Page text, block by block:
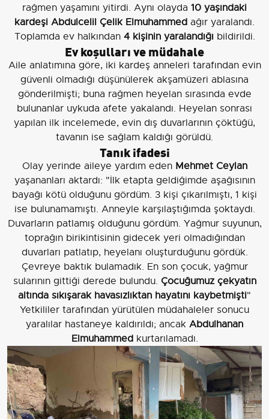
rağmen yaşamını yitirdi. Aynı olayda 10 yaşındaki
kardeşi Abdulcelil Çelik Elmuhammed ağır yaralandı.
Toplamda ev halkından 4 kişinin yaralandığı bildirildi.
Ev koşulları ve müdahale
Aile anlatımına göre, iki kardeş anneleri tarafından evin
güvenli olmadığı düşünülerek akşamüzeri ablasına
gönderilmişti; buna rağmen heyelan sırasında evde
bulunanlar uykuda afete yakalandı. Heyelan sonrası
yapılan ilk incelemede, evin dış duvarlarının çöktüğü,
tavanın ise sağlam kaldığı görüldü.
Tanık ifadesi
Olay yerinde aileye yardım eden Mehmet Ceylan
yaşananları aktardı: "İlk etapta geldiğimde aşağısının
bayağı kötü olduğunu gördüm. 3 kişi çıkarılmıştı, 1 kişi
ise bulunamamıştı. Anneyle karşılaştığımda şoktaydı.
Duvarların patlamış olduğunu gördüm. Yağmur suyunun,
toprağın birikintisinin gidecek yeri olmadığından
duvarları patlatıp, heyelanı oluşturduğunu gördük.
Çevreye baktık bulamadık. En son çocuk, yağmur
sularının gittiği derede bulundu. Çocuğumuz çekyatın
altında sıkışarak havasızlıktan hayatını kaybetmişti"
Yetkililer tarafından yürütülen müdahaleler sonucu
yaralılar hastaneye kaldırıldı; ancak Abdulhanan
Elmuhammedkurtarılamadı.